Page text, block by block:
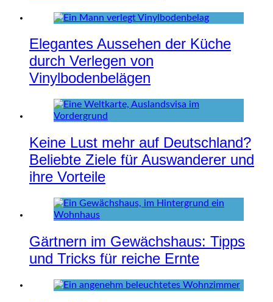
Elegantes Aussehen der Küche
durch Verlegen von
Vinylbodenbelägen
Keine Lust mehr auf Deutschland?
Beliebte Ziele für Auswanderer und
ihre Vorteile
Gärtnern im Gewächshaus: Tipps
und Tricks für reiche Ernte